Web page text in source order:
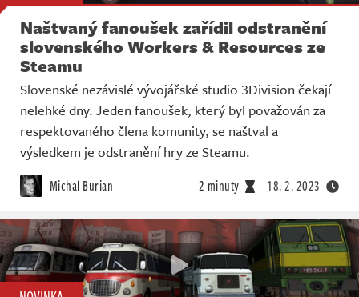
Naštvaný fanoušek zařídil odstranění
slovenského Workers & Resources ze
Steamu
Slovenské nezávislé vývojářské studio 3Division čekají
nelehké dny. Jeden fanoušek, který byl považován za
respektovaného člena komunity, se naštval a
výsledkem je odstranění hry ze Steamu.
Michal Burian 2 minuty 18. 2. 2023